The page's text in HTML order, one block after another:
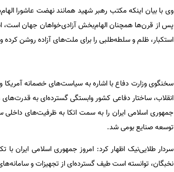
وی با بیان اینکه مکتب رهبر شهید همانند نهضت عاشورا
پس از قرن‌ها همچنان الهام‌بخش آزادی‌خواهان جهان است،
استکبار، ظلم و سلطه‌طلبی را برای ملت‌های آزاده روشن کرده
سخنگوی وزارت دفاع با اشاره به سیاست‌های خصمانه آمریکا
انقلاب، ساختار دفاعی کشور وابستگی گسترده‌ای به
جمهوری اسلامی ایران را به سمت اتکا به ظرفیت‌های
توسعه صنایع بومی شد.
سردار طلایی‌نیک اظهار کرد: امروز جمهوری اسلامی ایران
نخبگان، توانسته است طیف گسترده‌ای از تجهیزات و